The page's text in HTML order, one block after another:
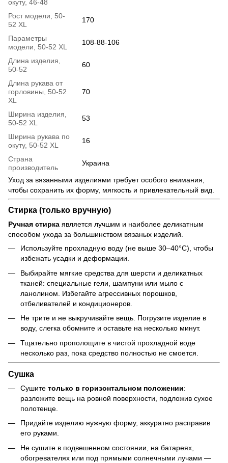
окуту, 46-48
Рост модели, 50-
52 XL
170
Параметры
модели, 50-52 XL
108-88-106
Длина изделия,
50-52
60
Длина рукава от
горловины, 50-52
XL
70
Ширина изделия,
50-52 XL
53
Ширина рукава по
окуту, 50-52 XL
16
Страна
производитель
Украина
Уход за вязанными изделиями требует особого внимания,
чтобы сохранить их форму, мягкость и привлекательный вид.
Стирка (только вручную)
Ручная стирка является лучшим и наиболее деликатным
способом ухода за большинством вязаных изделий.
Используйте прохладную воду (не выше 30–40°C), чтобы
избежать усадки и деформации.
Выбирайте мягкие средства для шерсти и деликатных
тканей: специальные гели, шампуни или мыло с
ланолином. Избегайте агрессивных порошков,
отбеливателей и кондиционеров.
Не трите и не выкручивайте вещь. Погрузите изделие в
воду, слегка обомните и оставьте на несколько минут.
Тщательно прополощите в чистой прохладной воде
несколько раз, пока средство полностью не смоется.
Сушка
Сушите только в горизонтальном положении:
разложите вещь на ровной поверхности, подложив сухое
полотенце.
Придайте изделию нужную форму, аккуратно расправив
его руками.
Не сушите в подвешенном состоянии, на батареях,
обогревателях или под прямыми солнечными лучами —